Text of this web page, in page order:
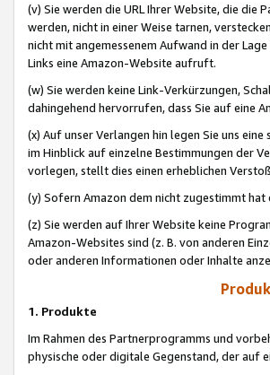
(v) Sie werden die URL Ihrer Website, die
werden, nicht in einer Weise tarnen,
nicht mit angemessenem Aufwand in der
Links eine Amazon-Website aufruft.
(w) Sie werden keine Link-Verkürzungen,
dahingehend hervorrufen, dass Sie auf eine
(x) Auf unser Verlangen hin legen Sie uns
im Hinblick auf einzelne Bestimmungen der
vorlegen, stellt dies einen erheblichen
(y) Sofern Amazon dem nicht zugestimmt
(z) Sie werden auf Ihrer Website keine
Amazon-Websites sind (z. B. von anderen
oder anderen Informationen oder Inhalte
1. Produkte
Im Rahmen des Partnerprogramms und
physische oder digitale Gegenstand, der auf